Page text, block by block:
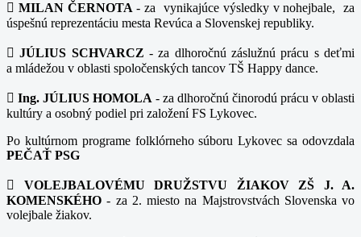
 MILAN ČERNOTA - za vynikajúce výsledky v nohejbale, za
úspešnú reprezentáciu mesta Revúca a Slovenskej republiky.
JÚLIUS SCHVARCZ - za dlhoročnú záslužnú prácu s deťmi
a mládežou v oblasti spoločenských tancov TŠ Happy dance.
 Ing. JÚLIUS HOMOLA - za dlhoročnú činorodú prácu v oblasti
kultúry a osobný podiel pri založení FS Lykovec.
Po kultúrnom programe folklórneho súboru Lykovec sa odovzdala
PEČAŤ PSG
 VOLEJBALOVÉMU DRUŽSTVU ŽIAKOV ZŠ J. A.
KOMENSKÉHO - za 2. miesto na Majstrovstvách Slovenska vo
volejbale žiakov.